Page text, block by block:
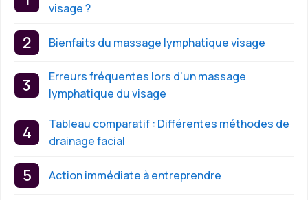
visage ?
Bienfaits du massage lymphatique visage
Erreurs fréquentes lors d’un massage
lymphatique du visage
Tableau comparatif : Différentes méthodes de
drainage facial
Action immédiate à entreprendre